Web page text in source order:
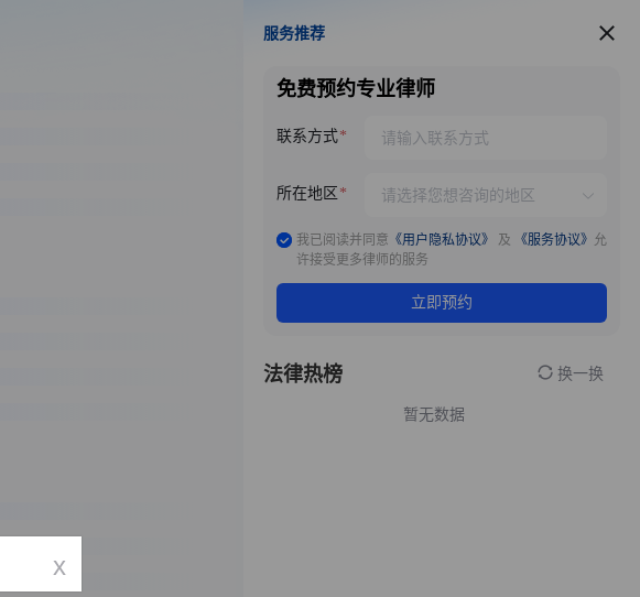
服务推荐
服务推荐
免费预约专业律师
联系方式
所在地区
我已阅读并同意 《用户隐私协议》 及 《服务协议》 允
许接受更多律师的服务
立即预约
法律热榜 换一换
暂无数据
x